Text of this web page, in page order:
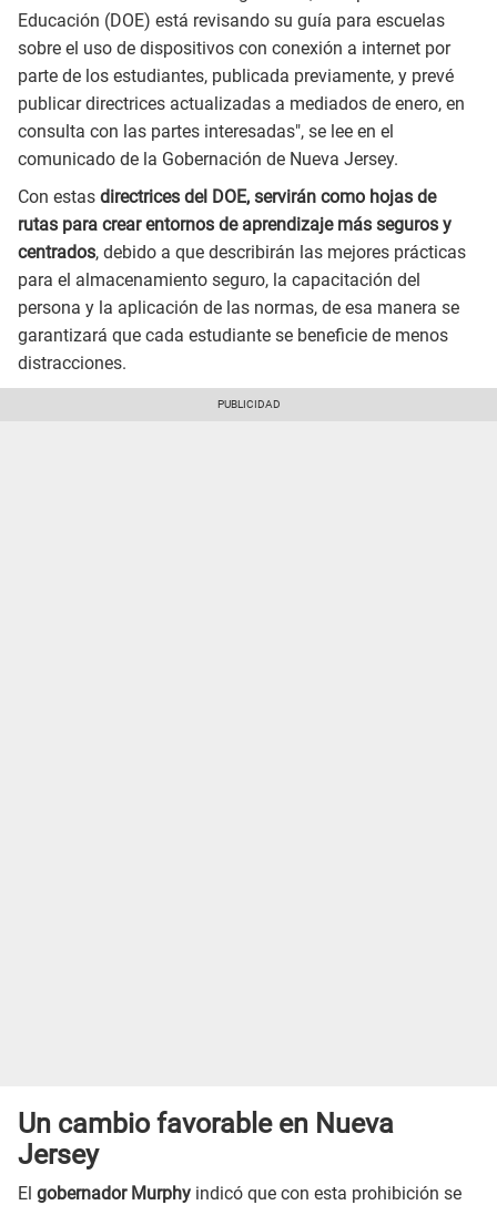
Educación (DOE) está revisando su guía para escuelas
sobre el uso de dispositivos con conexión a internet por
parte de los estudiantes, publicada previamente, y prevé
publicar directrices actualizadas a mediados de enero, en
consulta con las partes interesadas", se lee en el
comunicado de la Gobernación de Nueva Jersey.
Con estas directrices del DOE, servirán como hojas de
rutas para crear entornos de aprendizaje más seguros y
centrados, debido a que describirán las mejores prácticas
para el almacenamiento seguro, la capacitación del
persona y la aplicación de las normas, de esa manera se
garantizará que cada estudiante se beneficie de menos
distracciones.
Un cambio favorable en Nueva
Jersey
El gobernador Murphy indicó que con esta prohibición se